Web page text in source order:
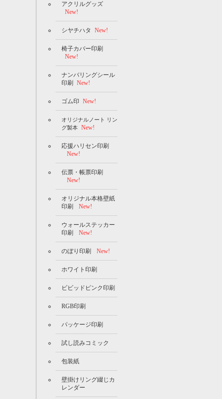
アクリルグッズ
New!
シヤチハタ New!
椅子カバー印刷
New!
ナンバリングシール
印刷
New!
ゴム印 New!
オリジナルノート リン
グ製本 New!
応援ハリセン印刷
New!
伝票・帳票印刷
New!
オリジナル本格壁紙
印刷
New!
ウォールステッカー
印刷
New!
のぼり印刷 New!
ホワイト印刷
ビビッドピンク印刷
RGB印刷
パッケージ印刷
試し読みコミック
包装紙
壁掛けリング綴じカ
レンダー